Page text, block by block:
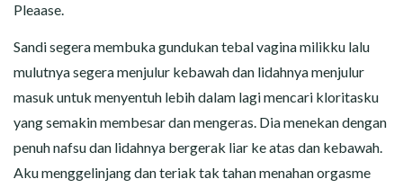
Pleaase.
Sandi segera membuka gundukan tebal vagina milikku lalu
mulutnya segera menjulur kebawah dan lidahnya menjulur
masuk untuk menyentuh lebih dalam lagi mencari kloritasku
yang semakin membesar dan mengeras. Dia menekan dengan
penuh nafsu dan lidahnya bergerak liar ke atas dan kebawah.
Aku menggelinjang dan teriak tak tahan menahan orgasme